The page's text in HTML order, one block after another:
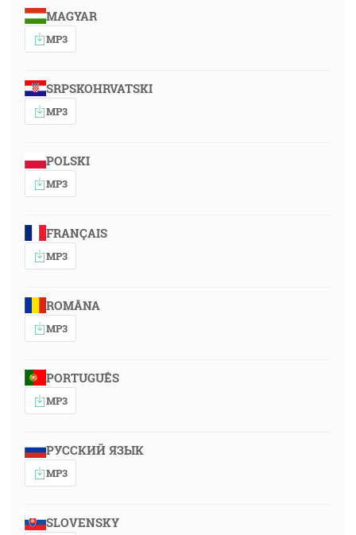
MAGYAR
MP3
SRPSKOHRVATSKI
MP3
POLSKI
MP3
FRANÇAIS
MP3
ROMÂNA
MP3
PORTUGUÊS
MP3
РУССКИЙ ЯЗЫК
MP3
SLOVENSKY